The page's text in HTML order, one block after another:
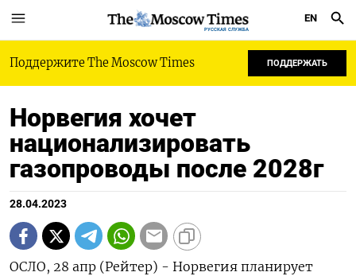
РУССКАЯ СЛУЖБА
EN
Поддержите The Moscow Times ПОДДЕРЖАТЬ
Норвегия хочет
национализировать
газопроводы после 2028г
28.04.2023
ОСЛО, 28 апр (Рейтер) - Норвегия планирует